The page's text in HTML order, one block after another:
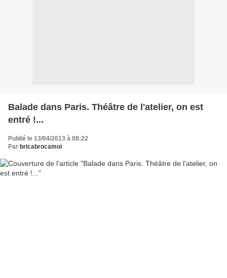
Balade dans Paris. Théâtre de l'atelier, on est
entré !...
Publié le 13/04/2013 à 08:22
Par bricabrocamoi